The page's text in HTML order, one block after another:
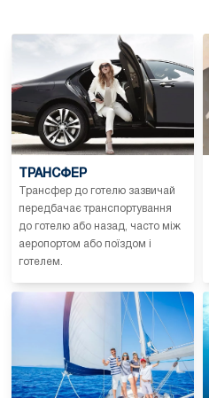
ТРАНСФЕР
Трансфер до готелю зазвичай
передбачає транспортування
до готелю або назад, часто між
аеропортом або поїздом і
готелем.